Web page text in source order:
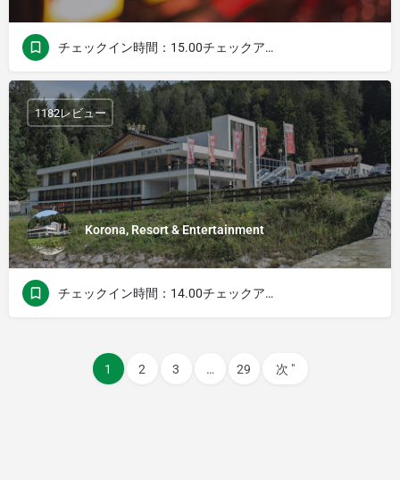
チェックイン時間：15.00チェックアウト時間：12.00
Korona, Resort & Entertainment
1182レビュー
チェックイン時間：14.00チェックアウト時間：11.00
1 2 3 … 29 次 "